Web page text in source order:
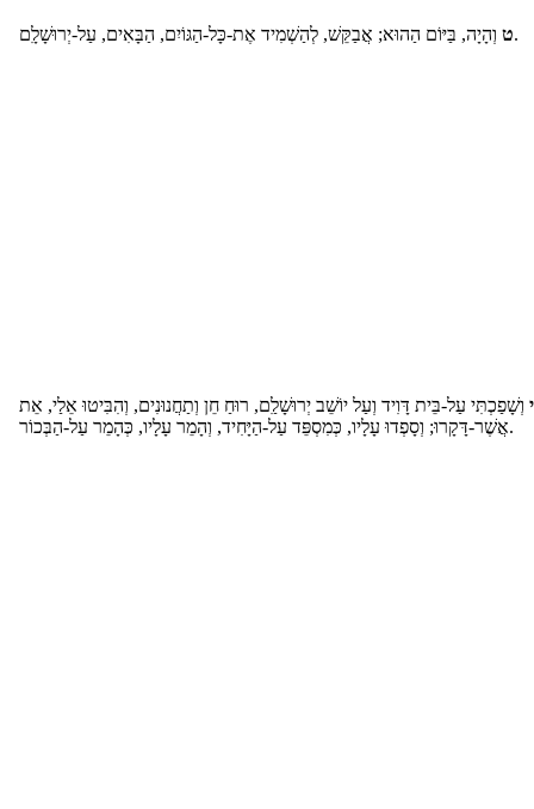
טוְהָיָה, בַּיּוֹם הַהוּא; אֲבַקֵּשׁ, לְהַשְׁמִיד אֶת-כָּל-הַגּוֹיִם, הַבָּאִים, עַל-יְרוּשָׁלִָם.
י וְשָׁפַכְתִּי עַל-בֵּית דָּוִיד וְעַל יוֹשֵׁב יְרוּשָׁלִַם, רוּחַ חֵן וְתַחֲנוּנִים, וְהִבִּיטוּ אֵלַי, אֵת
אֲשֶׁר-דָּקָרוּ; וְסָפְדוּ עָלָיו, כְּמִסְפֵּד עַל-הַיָּחִיד, וְהָמֵר עָלָיו, כְּהָמֵר עַל-הַבְּכוֹר.